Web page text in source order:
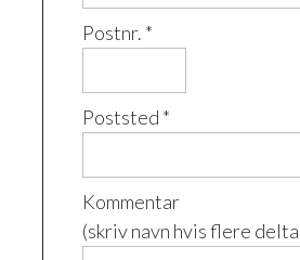
Postnr. *
Poststed *
Kommentar
(skriv navn hvis flere